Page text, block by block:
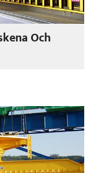
Och